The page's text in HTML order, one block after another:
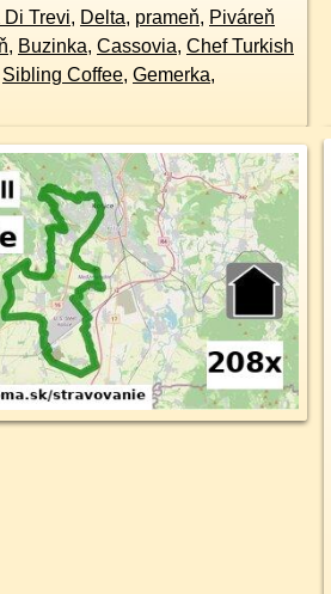
Trevi, Delta, prameň, Piváreň
, Buzinka, Cassovia, Chef Turkish
Sibling Coffee, Gemerka,